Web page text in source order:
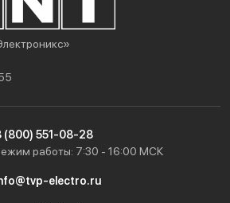
(800) 551-08-28
работы: 7:30 - 16:00 МСК
electro.ru